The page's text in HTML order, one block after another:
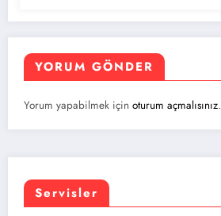
YORUM GÖNDER
Yorum yapabilmek için oturum açmalısınız.
Servisler